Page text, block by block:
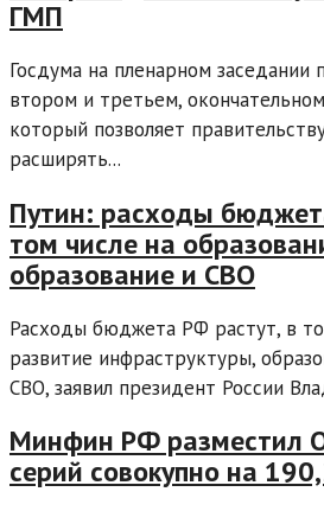
ГМП
Госдума на пленарном заседании
втором и третьем,
который позволяет
расширять...
Путин: расходы
том числе на
образование и СВО
Расходы бюджета РФ растут, в
развитие инфраструктуры,
СВО, заявил президент России
Минфин РФ разместил
серий совокупно на